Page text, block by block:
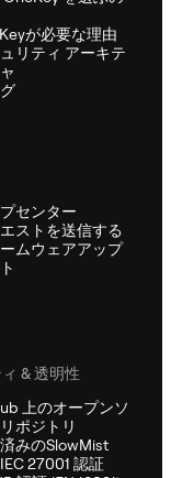
が必要な理由
リティ アーキテ
センター
ストを送信する
ムウェアアップ
& 透明性
上のオープンソ
ポジトリ
みのSlowMist
27001 認証